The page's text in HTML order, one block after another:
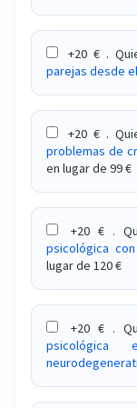
Curso
crónico
Curso
psicología
Curso
de alta
Curso sobre
y
Curso sobre
sexual y de
Curso
+20 € .
parejas desde
+20 € .
problemas de
en lugar de 99 €
+20 € .
psicológica
lugar de 120 €
+20 € .
psicológica